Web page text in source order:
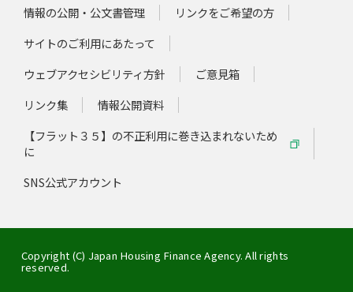
情報の公開・公文書管理
リンクをご希望の方
サイトのご利用にあたって
ウェブアクセシビリティ方針
ご意見箱
リンク集
情報公開資料
【フラット３５】の不正利用に巻き込まれないため
に
SNS公式アカウント
Copyright (C) Japan Housing Finance Agency. All rights
reserved.